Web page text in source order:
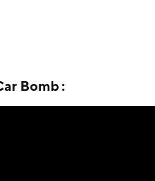
Bomb :